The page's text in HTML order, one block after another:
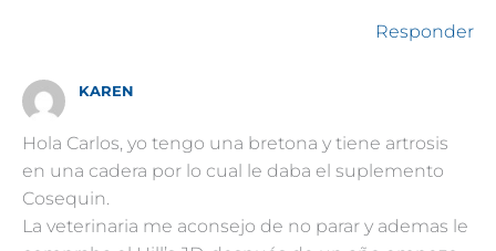
Responder
KAREN
Hola Carlos, yo tengo una bretona y tiene artrosis
en una cadera por lo cual le daba el suplemento
Cosequin.
La veterinaria me aconsejo de no parar y ademas le